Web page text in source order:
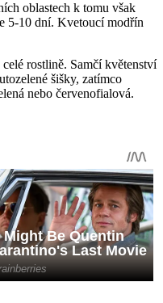
oblastech k tomu však
5-10 dní. Kvetoucí modřín
rostlině. Samčí květenství
šišky, zatímco
nebo červenofialová.